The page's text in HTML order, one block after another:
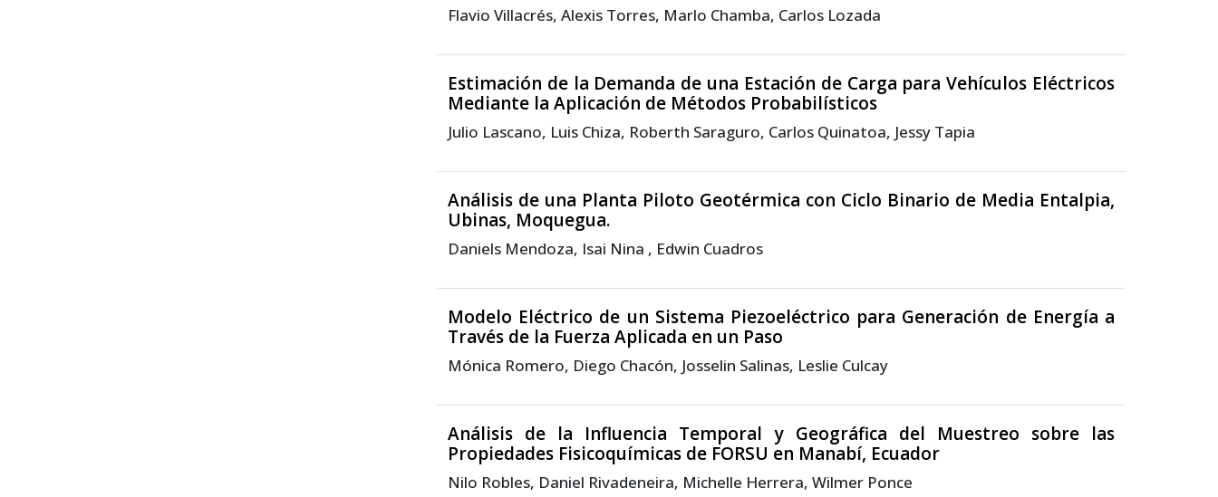
Flavio Villacrés, Alexis Torres, Marlo Chamba, Carlos Lozada
Estimación de la Demanda de una Estación de Carga para Vehículos Eléctricos
Mediante la Aplicación de Métodos Probabilísticos
Julio Lascano, Luis Chiza, Roberth Saraguro, Carlos Quinatoa, Jessy Tapia
Análisis de una Planta Piloto Geotérmica con Ciclo Binario de Media Entalpia,
Ubinas, Moquegua.
Daniels Mendoza, Isai Nina , Edwin Cuadros
Modelo Eléctrico de un Sistema Piezoeléctrico para Generación de Energía a
Través de la Fuerza Aplicada en un Paso
Mónica Romero, Diego Chacón, Josselin Salinas, Leslie Culcay
Análisis de la Influencia Temporal y Geográfica del Muestreo sobre las
Propiedades Fisicoquímicas de FORSU en Manabí, Ecuador
Nilo Robles, Daniel Rivadeneira, Michelle Herrera, Wilmer Ponce